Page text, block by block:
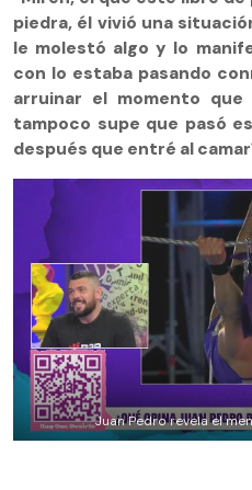
piedra, él vivió una
le molestó algo y lo
con lo estaba pasando
arruinar el momento
tampoco supe que pasó
después que entré al
Juan Pedro revela el